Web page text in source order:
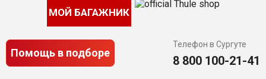
МОЙ БАГАЖНИК
Помощь в подборе
Телефон в Сургуте
8 800 100-21-41